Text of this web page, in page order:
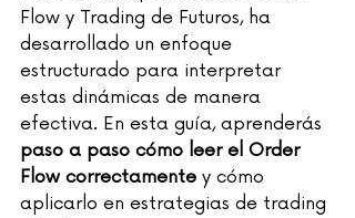
Flow y Trading de Futuros, ha
desarrollado un enfoque
estructurado para interpretar
estas dinámicas de manera
efectiva. En esta guía, aprenderás
paso a paso cómo leer el Order
Flow correctamente y cómo
aplicarlo en estrategias de trading